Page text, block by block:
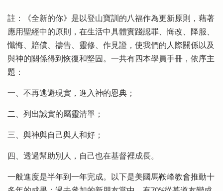
註：《全新的你》是以登山寶訓的八福作為更新原則，藉著
應用聖經中的原則，在生活中具體實踐認罪、悔改、降服、
懺悔、賠償、禱告、靈修、作見證，使我們的人際關係以及
與神的關係得到恢復和堅固。一共有四本學員手冊，依序主
題：
一、不再逃避現實，進入神的恩典；
二、列出誠實的屬靈清單；
三、與神與自己與人和好；
四、透過幫助別人，自己也在基督裡成長。
一般進度是半年到一年完成。以下是美國馬鞍峰教會推動十